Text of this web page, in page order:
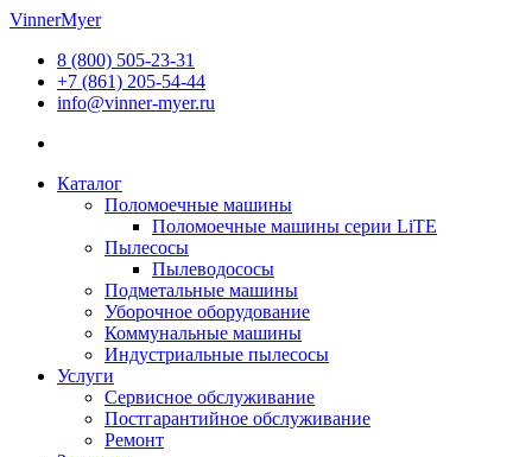
Перейти
содержимому
VinnerMyer
8 (800) 505-23-31
+7 (861) 205-54-44
info@vinner-myer.ru
Каталог
Поломоечные машины
Поломоечные машины серии LiTE
Пылесосы
Пылеводососы
Подметальные машины
Уборочное оборудование
Коммунальные машины
Индустриальные пылесосы
Услуги
Сервисное обслуживание
Постгарантийное обслуживание
Ремонт